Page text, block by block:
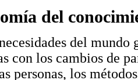
del
del
con los cambios de
personas, los